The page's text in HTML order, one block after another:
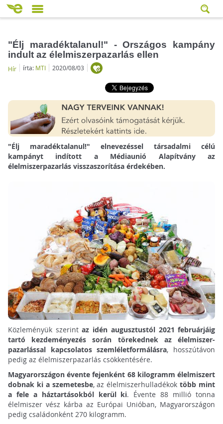
"Élj maradéktalanul!" - Országos kampány
indult az élelmiszerpazarlás ellen
Hír írta: MTI 2020/08/03
"Élj maradéktalanul!" elnevezéssel társadalmi célú
kampányt indított a Médiaunió Alapítvány az
élelmiszerpazarlás visszaszorítása érdekében.
Közleményük szerintaz idén augusztustól 2021 februárjáig
tartó kezdeményezés során törekednek az élelmiszer-
pazarlással kapcsolatos szemléletformálásra, hosszútávon
pedig az élelmiszerpazarlás csökkentésére.
Magyarországon évente fejenként 68 kilogramm élelmiszert
dobnak ki a szemetesbe, az élelmiszerhulladékoktöbb mint
a fele a háztartásokból kerül ki. Évente 88 millió tonna
élelmiszer vész kárba az Európai Unióban, Magyarországon
pedig családonként 270 kilogramm.